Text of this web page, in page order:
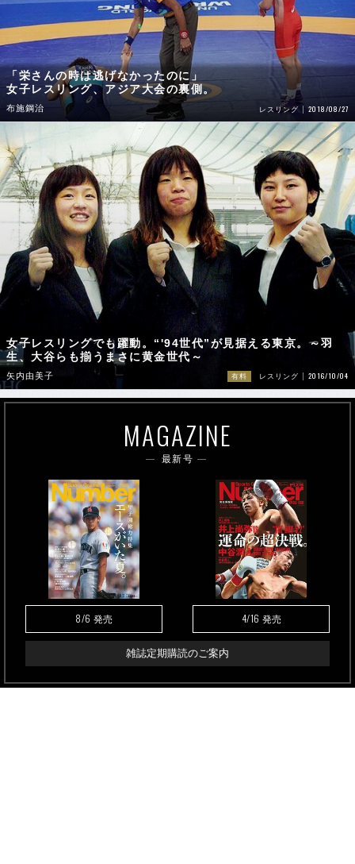
「栄さんの時は逃げなかったのに」
女子レスリング、アジア大会の裏側。
布施鋼治 レスリング 2018/08/27
女子レスリングでも躍動。“'94世代”が見据える東京。～羽
生、大谷らも揃うまさに黄金世代～
矢内由美子 有料 レスリング 2016/10/04
MAGAZINE
最新号
8/6 発売 4/16 発売
雑誌定期購読のご案内